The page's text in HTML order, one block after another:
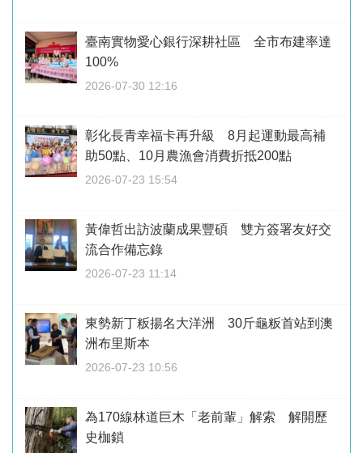
臺南實物愛心銀行深耕社區 全市布建率達
100%
2026-07-30 12:16
彰化長青幸福卡再升級 8月起運動最高補
助50點、10月農漁會消費折抵200點
2026-07-23 15:54
黃偉哲出訪波蘭成果豐碩 雙方簽署友好交
流合作備忘錄
2026-07-23 11:14
東勢新丁粄揚名大洋洲 30斤龜粄首站到澳
洲布里斯本
2026-07-23 10:56
為170線林道巨木「老前輩」解索 解開歷
史枷鎖